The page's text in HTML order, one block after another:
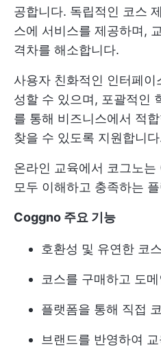
공합니다. 독립적인 코스
스에 서비스를 제공하며,
격차를 해소합니다.
사용자 친화적인 인터페
성할 수 있으며, 포괄적인
를 통해 비즈니스에서 적
찾을 수 있도록 지원합니
온라인 교육에서 코그노
모두 이해하고 충족하는
Coggno 주요 기능
호환성 및 유연한 코
코스를 구매하고 도
플랫폼을 통해 직접
브랜드를 반영하여